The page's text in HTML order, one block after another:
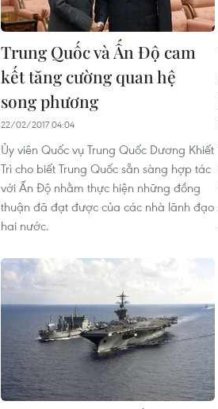
Trung Quốc và Ấn Độ cam
kết tăng cường quan hệ
song phương
22/02/2017 04:04
Ủy viên Quốc vụ Trung Quốc Dương Khiết
Trì cho biết Trung Quốc sẵn sàng hợp tác
với Ấn Độ nhằm thực hiện những đồng
thuận đã đạt được của các nhà lãnh đạo
hai nước.